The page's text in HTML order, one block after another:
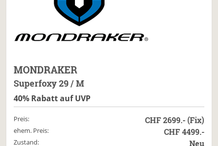
MONDRAKER
Superfoxy 29 / M
40% Rabatt auf UVP
Preis: CHF 2699.- (Fix)
ehem. Preis: CHF 4499.-
Zustand: Neu